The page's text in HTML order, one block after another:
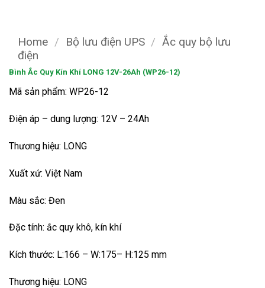
Home / Bộ lưu điện UPS / Ắc quy bộ lưu
điện
Bình Ắc Quy Kín Khí LONG 12V-26Ah (WP26-12)
Mã sản phẩm: WP26-12
Điện áp – dung lượng: 12V – 24Ah
Thương hiệu: LONG
Xuất xứ: Việt Nam
Màu sắc: Đen
Đặc tính: ắc quy khô, kín khí
Kích thước: L:166 – W:175– H:125 mm
Thương hiệu: LONG